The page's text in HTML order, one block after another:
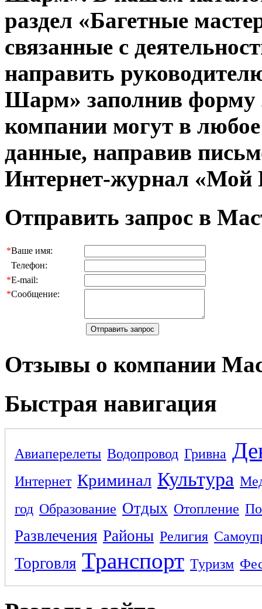
раздел «Багетные
связанные с
направить
Шарм» заполнив форму
компании могут в
данные, направив
Интернет-журнал «Мой
Отправить запрос в
*Ваше имя:
Телефон:
*E-mail:
*Сообщение:
Отзывы о компании
Быстрая навигация
Авиаперелеты Водопровод Гривна
Интернет Криминал Культура
год Образование Отдых Отопление
Развлечения Районы Религия
Торговля Транспорт Туризм